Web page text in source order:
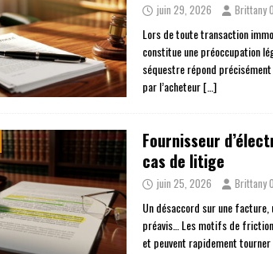
juin 29, 2026 Brittany
Lors de toute transaction
constitue une préoccupation
séquestre répond
par l’acheteur[…]
Fournisseur
cas de litige
juin 25, 2026 Brittany
Un désaccord sur une
préavis… Les motifs de
et peuvent rapidement